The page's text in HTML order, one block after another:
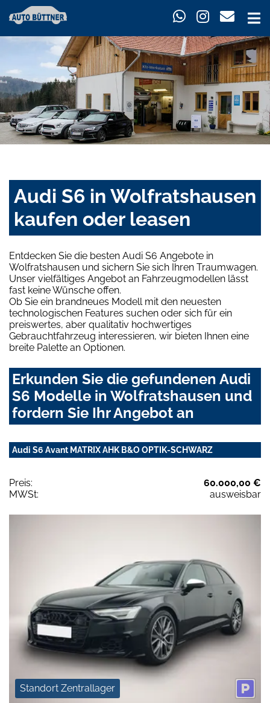
Audi S6 in Wolfratshausen
kaufen oder leasen
Entdecken Sie die besten Audi S6 Angebote in
Wolfratshausen und sichern Sie sich Ihren Traumwagen.
Unser vielfältiges Angebot an Fahrzeugmodellen lässt
fast keine Wünsche offen.
Ob Sie ein brandneues Modell mit den neuesten
technologischen Features suchen oder sich für ein
preiswertes, aber qualitativ hochwertiges
Gebrauchtfahrzeug interessieren, wir bieten Ihnen eine
breite Palette an Optionen.
Erkunden Sie die gefundenen Audi
S6 Modelle in Wolfratshausen und
fordern Sie Ihr Angebot an
Audi S6 Avant MATRIX AHK B&O OPTIK-SCHWARZ
Preis:
60.000,00 €
MWSt:
ausweisbar
Standort Zentrallager